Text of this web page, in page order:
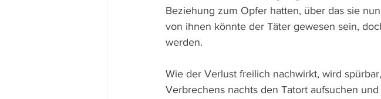
Beziehung zum Opfer hatten, über das sie
von ihnen könnte der Täter gewesen sein,
werden.
Wie der Verlust freilich nachwirkt, wird
Verbrechens nachts den Tatort aufsuchen